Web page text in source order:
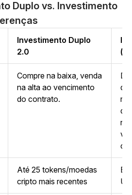
Duplo vs. Investimento
Investimento Duplo
2.0
Compre na baixa, venda
na alta ao vencimento
do contrato.
Até 25 tokens/moedas
cripto mais recentes